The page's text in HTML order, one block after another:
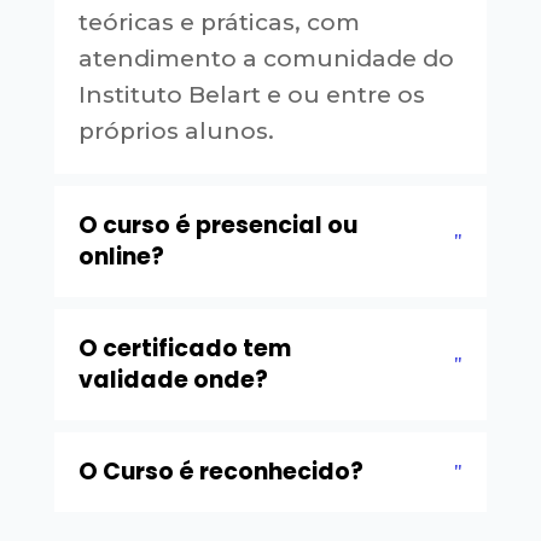
teóricas e práticas, com
atendimento a comunidade do
Instituto Belart e ou entre os
próprios alunos.
O curso é presencial ou
online?
O certificado tem
validade onde?
O Curso é reconhecido?